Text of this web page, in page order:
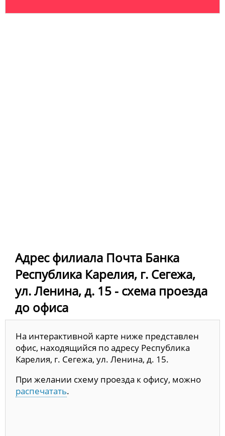
Адрес филиала Почта Банка
Республика Карелия, г. Сегежа,
ул. Ленина, д. 15 - схема проезда
до офиса
На интерактивной карте ниже представлен
офис, находящийся по адресу Республика
Карелия, г. Сегежа, ул. Ленина, д. 15.
При желании схему проезда к офису, можно
распечатать.